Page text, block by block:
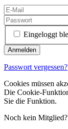
Eingeloggt
Passwort vergessen?
Cookies müssen
Die Cookie-
Sie die Funktion.
Noch kein Mitglied?